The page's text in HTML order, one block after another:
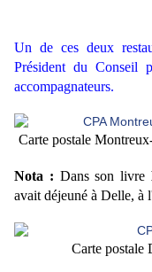
Un de ces deux
Président du Conseil
accompagnateurs.
Carte postale
Nota : Dans son livre
avait déjeuné à Delle, à
Carte